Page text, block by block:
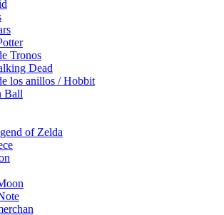
Tronos
Dead
los anillos / Hobbit
Ball
of Zelda